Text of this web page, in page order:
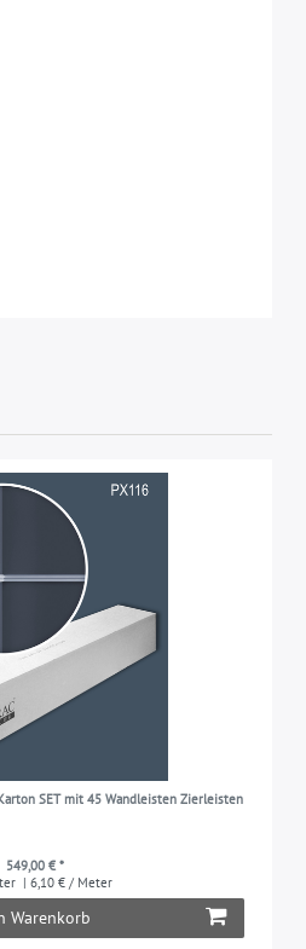
SET mit 45 Wandleisten Zierleisten
549,00 € *
| 6,10 € / Meter
Warenkorb